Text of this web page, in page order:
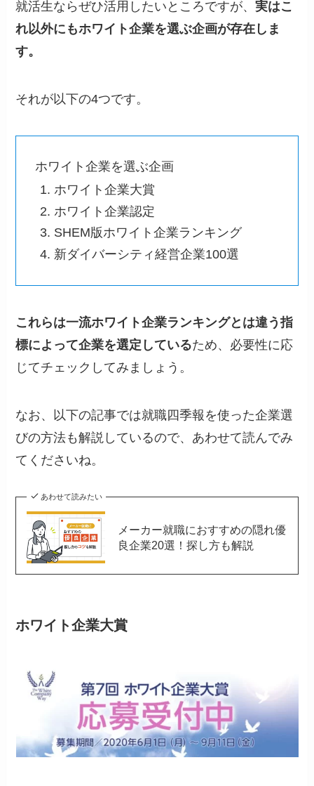
就活生ならぜひ活用したいところですが、実はこ
れ以外にもホワイト企業を選ぶ企画が存在しま
す。
それが以下の4つです。
ホワイト企業を選ぶ企画
ホワイト企業大賞
ホワイト企業認定
SHEM版ホワイト企業ランキング
新ダイバーシティ経営企業100選
これらは一流ホワイト企業ランキングとは違う指
標によって企業を選定しているため、必要性に応
じてチェックしてみましょう。
なお、以下の記事では就職四季報を使った企業選
びの方法も解説しているので、あわせて読んでみ
てくださいね。
あわせて読みたい
メーカー就職におすすめの隠れ優
良企業20選！探し方も解説
ホワイト企業大賞